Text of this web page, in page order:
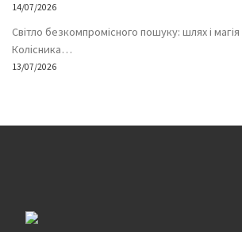
14/07/2026
Світло безкомпромісного пошуку: шлях і магія
Колісника…
13/07/2026